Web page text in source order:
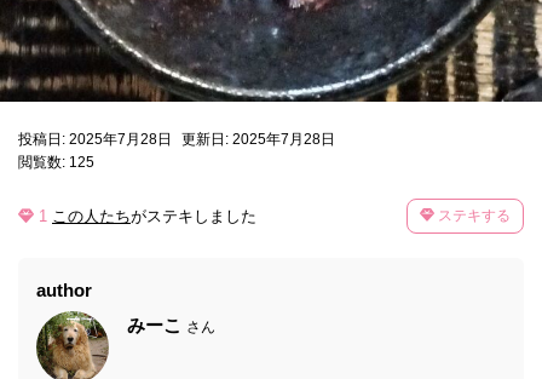
投稿日: 2025年7月28日
更新日: 2025年7月28日
閲覧数: 125
1 この人たちがステキしました ステキする
author
みーこ さん